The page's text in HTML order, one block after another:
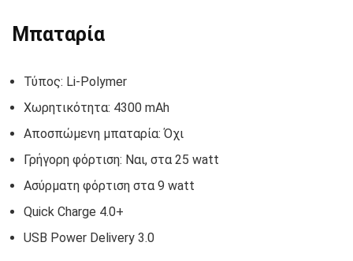
Μπαταρία
Τύπος: Li-Polymer
Χωρητικότητα: 4300 mAh
Αποσπώμενη μπαταρία: Όχι
Γρήγορη φόρτιση: Ναι, στα 25 watt
Ασύρματη φόρτιση στα 9 watt
Quick Charge 4.0+
USB Power Delivery 3.0